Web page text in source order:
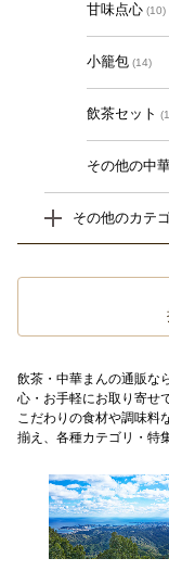
甘味点心 (10)
小籠包 (14)
飲茶セット
その他の中
その他のカテ
飲茶・中華まんの通販な
心・お手軽にお取り寄せ
こだわりの食材や調味料
揃え、各種カテゴリ・特